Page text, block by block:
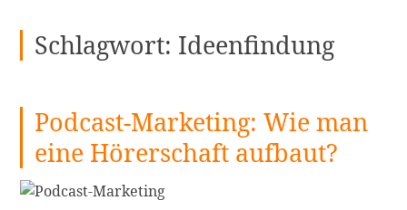
Schlagwort: Ideenfindung
Podcast-Marketing: Wie man
eine Hörerschaft aufbaut?